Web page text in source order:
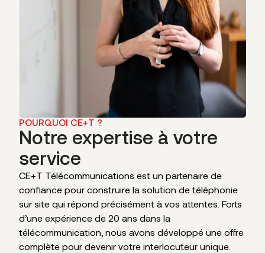
POURQUOI CE+T ?
Notre expertise à votre
service
CE+T Télécommunications est un partenaire de
confiance pour construire la solution de téléphonie
sur site qui répond précisément à vos attentes. Forts
d’une expérience de 20 ans dans la
télécommunication, nous avons développé une offre
complète pour devenir votre interlocuteur unique.